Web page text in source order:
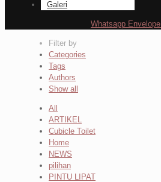
Galeri
Whatsapp Envelope
Filter by
Categories
Tags
Authors
Show all
All
ARTIKEL
Cubicle Toilet
Home
NEWS
pilihan
PINTU LIPAT